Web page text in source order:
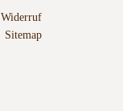
Widerruf
Sitemap